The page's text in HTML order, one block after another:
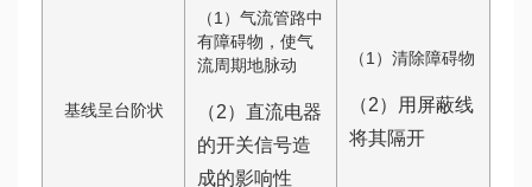
基线呈台阶状
（1）气流管路中
有障碍物，使气
流周期地脉动
（2）直流电器
的开关信号造
成的影响性
（1）清除障碍物
（2）用屏蔽线
将其隔开